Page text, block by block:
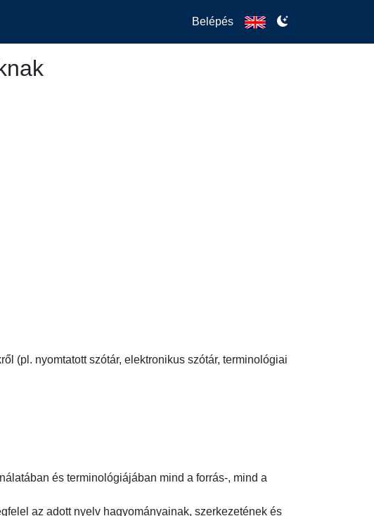
Belépés
(pl. nyomtatott szótár, elektronikus szótár, terminológiai
és terminológiájában mind a forrás-, mind a
az adott nyelv hagyományainak, szerkezetének és